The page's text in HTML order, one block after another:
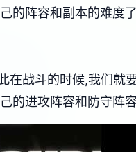
的阵容和副本的难度
战斗的时候,我们就
的进攻阵容和防守阵